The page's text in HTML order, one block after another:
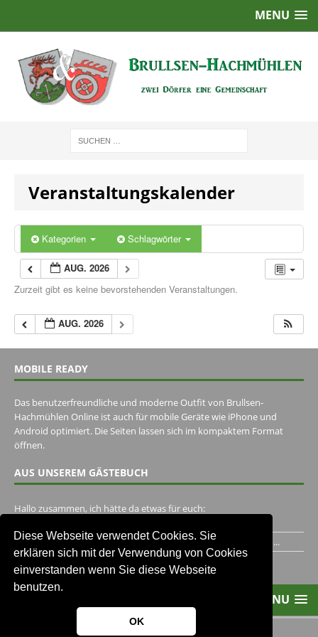
Diese Webseite verwendet Cookies. Sie
erklären sich mit der Verwendung von Cookies
einverstanden wenn Sie diese Webseite
benutzen.
OK
MENU
Veranstaltungskalender
Kategorien Schlagwörter
AUG. 2026
Zurzeit gibt es keine bevorstehenden Veranstaltungen.
AUG. 2026
MOBILE READY
Das benutzerfreundliche und moderne Outfit von Brullsen-
Hachmühlen Online ist auch für mobile Geräte wie iPhone und
Android optimiert. Die Seiten lassen sich im kompaktem Format
öffnen.
AUS UNSEREM GÄSTEBUCH
Hallo zusammen, ich hätte da etwas für euch:
Ich habe ein Jahr im Gasthaus Hugo Pape verbracht..Habe ihn...
Unser Gästebuch besuchen
MENU